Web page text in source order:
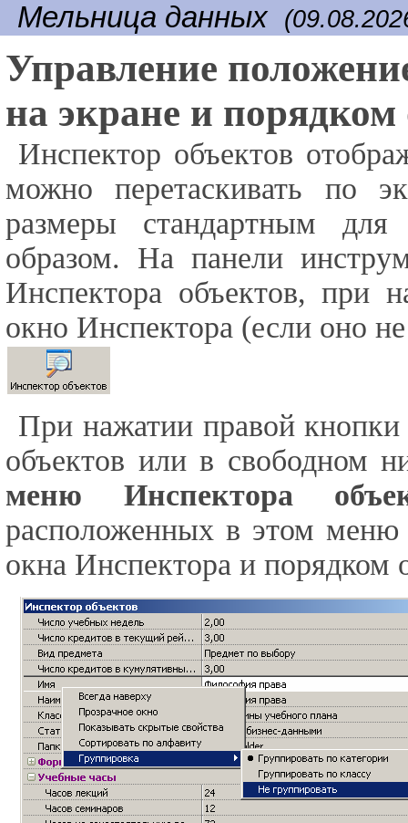
Мельница данных
Управление
на экране и порядком
Инспектор объектов
можно перетаскивать по
размеры стандартным
образом. На панели
Инспектора объектов, при
окно Инспектора (если оно
При нажатии правой
объектов или в свободном
меню Инспектора
расположенных в этом
окна Инспектора и порядком